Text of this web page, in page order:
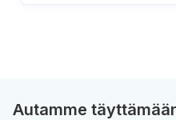
Autamme